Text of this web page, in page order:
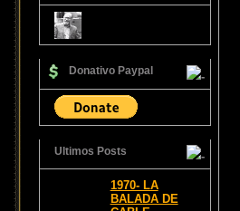
Donativo Paypal
Ultimos Posts
1970- LA
BALADA DE